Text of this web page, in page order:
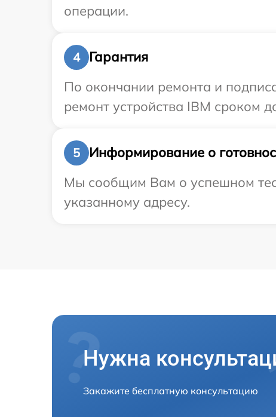
операции.
4
Гарантия
По окончании ремонта и
ремонт устройства IBM сроком
5
Информирование о
Мы сообщим Вам о успешном
указанному адресу.
Нужна
Закажите бесплатную консультацию